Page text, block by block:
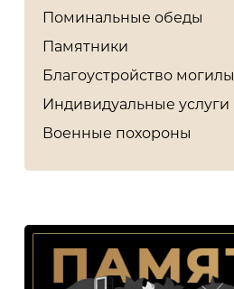
Поминальные обеды
Памятники
Благоустройство могилы
Индивидуальные услуги
Военные похороны